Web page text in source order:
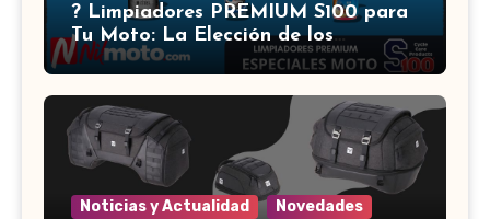
?️ Limpiadores PREMIUM S100 para
Tu Moto: La Elección de los
Expertos ?
Noticias y Actualidad Novedades